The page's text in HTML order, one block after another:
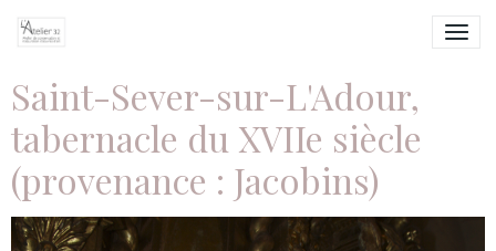
Saint-Sever-sur-L'Adour,
tabernacle du XVIIe siècle
(provenance : Jacobins)